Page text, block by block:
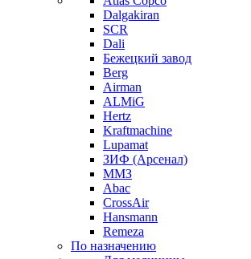
Dalgakiran
SCR
Dali
Бежецкий завод
Berg
Airman
ALMiG
Hertz
Kraftmachine
Lupamat
ЗИФ (Арсенал)
ММЗ
Abac
CrossAir
Hansmann
Remeza
По назначению